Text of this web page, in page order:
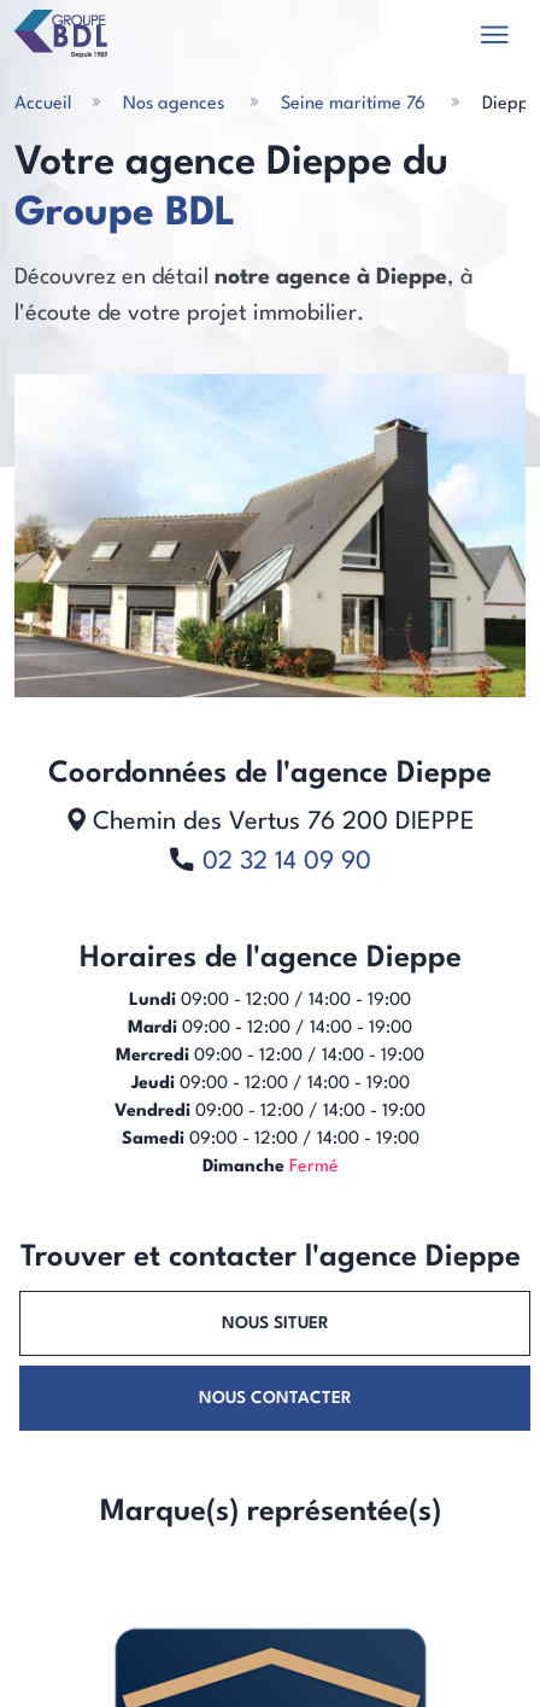
actualités
Accueil Nos agences Seine maritime 76 Dieppe
Votre agence Dieppe du
Groupe BDL
Découvrez en détail notre agence à Dieppe, à
l'écoute de votre projet immobilier.
Coordonnées de l'agence Dieppe
Chemin des Vertus 76 200 DIEPPE
02 32 14 09 90
Horaires de l'agence Dieppe
Lundi 09:00 - 12:00 / 14:00 - 19:00
Mardi 09:00 - 12:00 / 14:00 - 19:00
Mercredi 09:00 - 12:00 / 14:00 - 19:00
Jeudi 09:00 - 12:00 / 14:00 - 19:00
Vendredi 09:00 - 12:00 / 14:00 - 19:00
Samedi 09:00 - 12:00 / 14:00 - 19:00
Dimanche Fermé
Trouver et contacter l'agence Dieppe
NOUS SITUER
NOUS CONTACTER
Marque(s) représentée(s)